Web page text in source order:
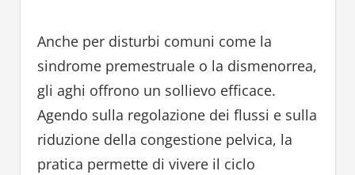
Anche per disturbi comuni come la
sindrome premestruale o la dismenorrea,
gli aghi offrono un sollievo efficace.
Agendo sulla regolazione dei flussi e sulla
riduzione della congestione pelvica, la
pratica permette di vivere il ciclo